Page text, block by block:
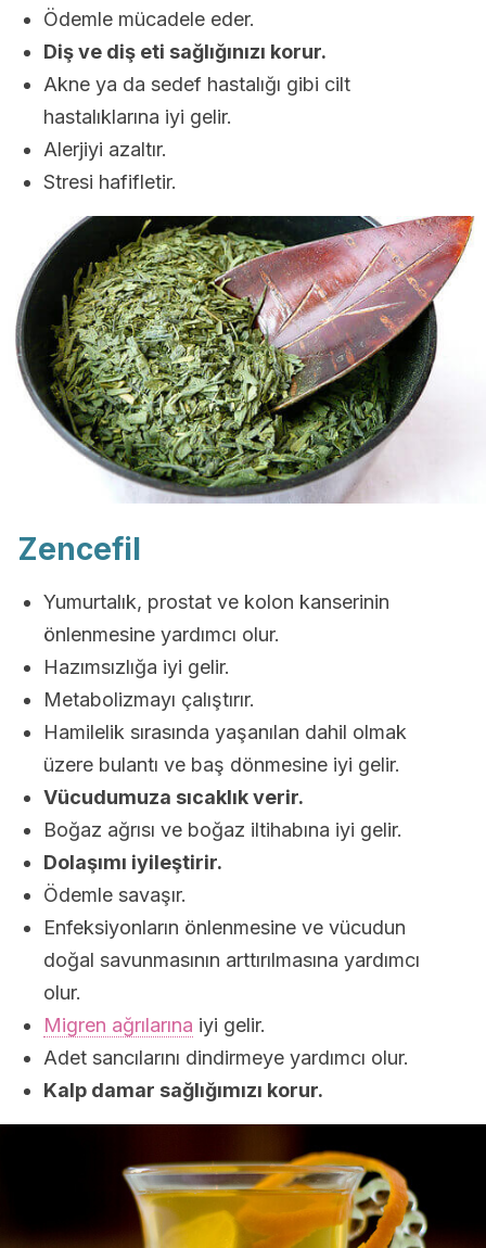
Ödemle mücadele eder.
Diş ve diş eti sağlığınızı korur.
Akne ya da sedef hastalığı gibi cilt
hastalıklarına iyi gelir.
Alerjiyi azaltır.
Stresi hafifletir.
Zencefil
Yumurtalık, prostat ve kolon kanserinin
önlenmesine yardımcı olur.
Hazımsızlığa iyi gelir.
Metabolizmayı çalıştırır.
Hamilelik sırasında yaşanılan dahil olmak
üzere bulantı ve baş dönmesine iyi gelir.
Vücudumuza sıcaklık verir.
Boğaz ağrısı ve boğaz iltihabına iyi gelir.
Dolaşımı iyileştirir.
Ödemle savaşır.
Enfeksiyonların önlenmesine ve vücudun
doğal savunmasının arttırılmasına yardımcı
olur.
Migren ağrılarına iyi gelir.
Adet sancılarını dindirmeye yardımcı olur.
Kalp damar sağlığımızı korur.